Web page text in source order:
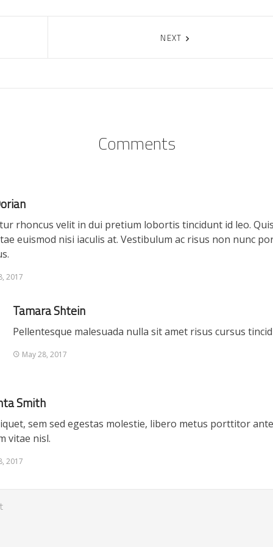
NEXT
Comments
rhoncus velit in dui pretium lobortis tincidunt id leo.
euismod nisi iaculis at. Vestibulum ac risus non nunc
2017
Tamara Shtein
Pellentesque malesuada nulla sit amet risus cursus
May 28, 2017
Smith
sem sed egestas molestie, libero metus porttitor
vitae nisl.
2017